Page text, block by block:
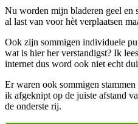
Nu worden mijn bladeren geel
al last van voor hèt verplaatsen
Ook zijn sommigen individuele
wat is hier her verstandigst? Ik
internet dus word ook niet echt
Er waren ook sommigen
ik afgeknipt op de juiste afstand
de onderste rij.